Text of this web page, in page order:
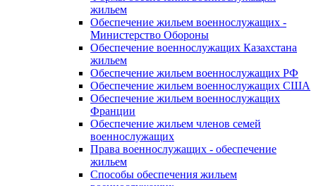
жильем
Обеспечение жильем военнослужащих -
Министерство Обороны
Обеспечение военнослужащих Казахстана
жильем
Обеспечение жильем военнослужащих РФ
Обеспечение жильем военнослужащих США
Обеспечение жильем военнослужащих
Франции
Обеспечение жильем членов семей
военнослужащих
Права военнослужащих - обеспечение
жильем
Способы обеспечения жильем